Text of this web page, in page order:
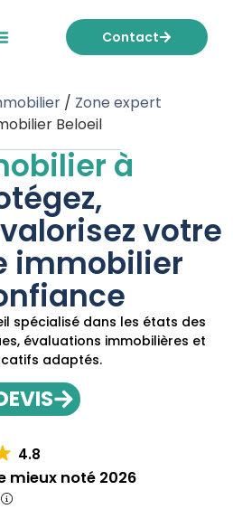
Contact
à
votre
immobilier
spécialisé dans les états des
évaluations immobilières et
adaptés.
4.8
mieux noté 2026
/ Zone expert
Beloeil